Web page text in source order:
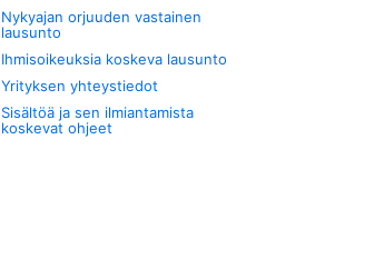
Nykyajan orjuuden vastainen
lausunto
Ihmisoikeuksia koskeva lausunto
Yrityksen yhteystiedot
Sisältöä ja sen ilmiantamista
koskevat ohjeet